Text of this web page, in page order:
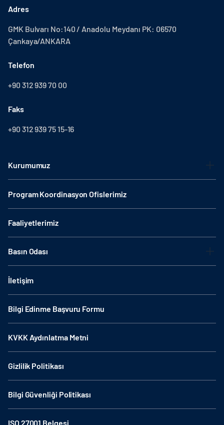
Adres
GMK Bulvarı No:140 / Anadolu Meydanı PK: 06570
Çankaya/ANKARA
Telefon
+90 312 939 70 00
Faks
+90 312 939 75 15-16
Kurumumuz
Program Koordinasyon Ofislerimiz
Faaliyetlerimiz
Basın Odası
İletişim
Bilgi Edinme Başvuru Formu
KVKK Aydınlatma Metni
Gizlilik Politikası
Bilgi Güvenliği Politikası
ISO 27001 Belgesi